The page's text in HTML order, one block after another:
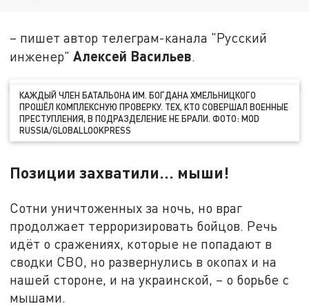
– пишет автор телеграм-канала "Русский
инженер"Алексей Васильев.
КАЖДЫЙ ЧЛЕН БАТАЛЬОНА ИМ. БОГДАНА ХМЕЛЬНИЦКОГО
ПРОШЁЛ КОМПЛЕКСНУЮ ПРОВЕРКУ. ТЕХ, КТО СОВЕРШАЛ ВОЕННЫЕ
ПРЕСТУПЛЕНИЯ, В ПОДРАЗДЕЛЕНИЕ НЕ БРАЛИ. ФОТО: MOD
RUSSIA/GLOBALLOOKPRESS
Позиции захватили… мыши!
Сотни уничтоженных за ночь, но враг
продолжает терроризировать бойцов. Речь
идёт о сражениях, которые не попадают в
сводки СВО, но развернулись в окопах и на
нашей стороне, и на украинской, – о борьбе с
мышами.